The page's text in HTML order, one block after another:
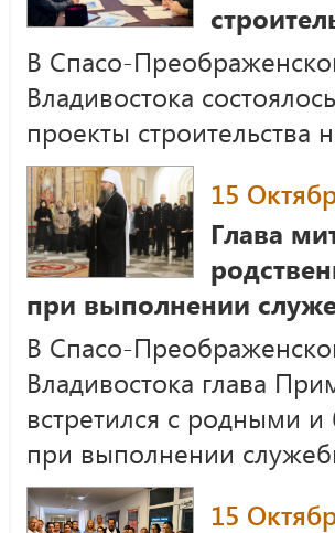
В Спасо-
Владивостока
проекты строительства
15
Глава
при выполнении
В Спасо-
Владивостока глава
встретился с родными
при выполнении
15